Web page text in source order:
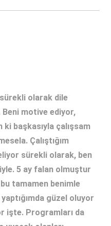
olarak dile
motive ediyor,
başkasıyla çalışsam
Çalıştığım
sürekli olarak, ben
5 ay falan olmuştur
tamamen benimle
güzel oluyor
işte. Programları da